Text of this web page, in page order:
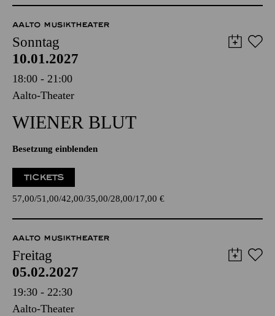
AALTO MUSIKTHEATER
Sonntag
10.01.2027
18:00 - 21:00
Aalto-Theater
WIENER BLUT
Besetzung einblenden
TICKETS
57,00 51,00 42,00 35,00 28,00 17,00 €
AALTO MUSIKTHEATER
Freitag
05.02.2027
19:30 - 22:30
Aalto-Theater